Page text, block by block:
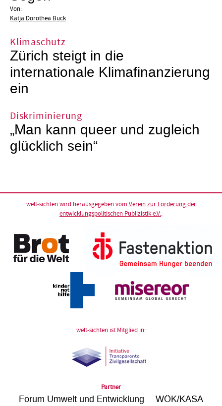
Von:
Katja Dorothea Buck
Klimaschutz
Zürich steigt in die
internationale Klimafinanzierung
ein
Diskriminierung
„Man kann queer und zugleich
glücklich sein“
welt-sichten wird herausgegeben vom Verein zur Förderung der
entwicklungspolitischen Publizistik e.V.:
welt-sichten ist Mitglied in:
Partner
Forum Umwelt und Entwicklung WÖK/KASA